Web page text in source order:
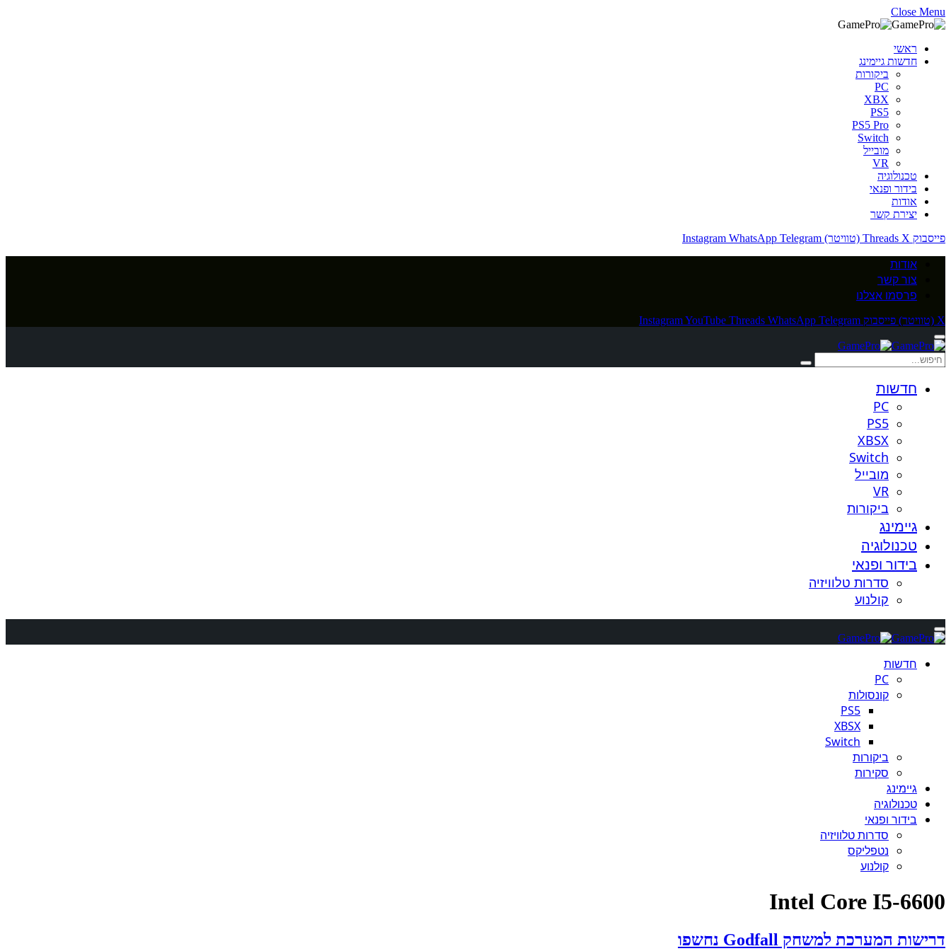
Close Menu
ראשי
חדשות גיימינג
ביקורות
PC
XBX
PS5
PS5 Pro
Switch
מובייל
VR
טכנולוגיה
בידור ופנאי
אודות
יצירת קשר
פייסבוק
Threads X (טוויטר) Instagram WhatsApp Telegram
אודות
צור קשר
פרסמו אצלנו
X (טוויטר) פייסבוק InstagramYouTube Threads WhatsApp Telegram
חדשות
PC
PS5
XBSX
Switch
מובייל
VR
ביקורות
גיימינג
טכנולוגיה
בידור ופנאי
סדרות טלוויזיה
קולנוע
חדשות
PC
קונסולות
PS5
XBSX
Switch
ביקורות
סקירות
גיימינג
טכנולוגיה
בידור ופנאי
סדרות טלוויזיה
נטפליקס
קולנוע
Intel Core I5-6600
דרישות המערכת למשחק Godfall נחשפו